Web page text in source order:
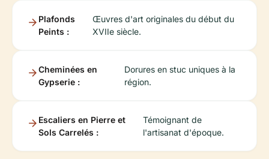
Plafonds
Peints :
Œuvres d'art originales du début du
XVIIe siècle.
Cheminées en
Gypserie :
Dorures en stuc uniques à la
région.
Escaliers en Pierre et
Sols Carrelés :
Témoignant de
l'artisanat d'époque.